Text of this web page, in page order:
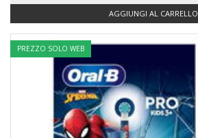
AGGIUNGI AL CARRELLO
PREZZO SOLO WEB